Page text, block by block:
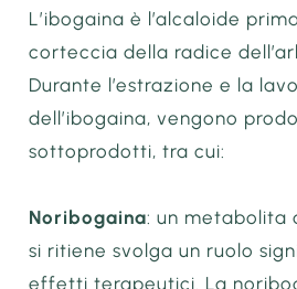
L’ibogaina è l’alcaloide
corteccia della radice
Durante l’estrazione e la
dell’ibogaina, vengono
sottoprodotti, tra cui:
Noribogaina: un metabolita
si ritiene svolga un ruolo
effetti terapeutici. La